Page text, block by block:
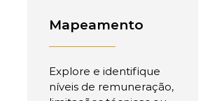
Mapeamento
Explore e identifique
níveis de remuneração,